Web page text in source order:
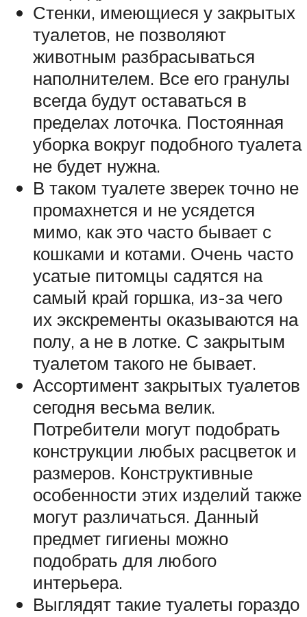
Стенки, имеющиеся у закрытых
туалетов, не позволяют
животным разбрасываться
наполнителем. Все его гранулы
всегда будут оставаться в
пределах лоточка. Постоянная
уборка вокруг подобного туалета
не будет нужна.
В таком туалете зверек точно не
промахнется и не усядется
мимо, как это часто бывает с
кошками и котами. Очень часто
усатые питомцы садятся на
самый край горшка, из-за чего
их экскременты оказываются на
полу, а не в лотке. С закрытым
туалетом такого не бывает.
Ассортимент закрытых туалетов
сегодня весьма велик.
Потребители могут подобрать
конструкции любых расцветок и
размеров. Конструктивные
особенности этих изделий также
могут различаться. Данный
предмет гигиены можно
подобрать для любого
интерьера.
Выглядят такие туалеты гораздо